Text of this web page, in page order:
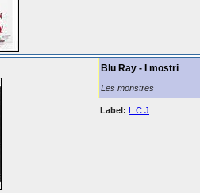
Blu Ray - I mostri
Les monstres
Label: L.C.J